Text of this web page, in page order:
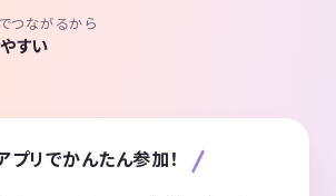
つながるから
すい
プリでかんたん参加！